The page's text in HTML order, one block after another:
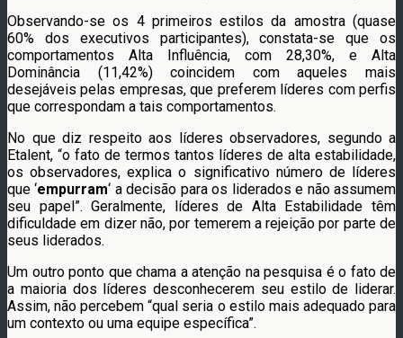
Observando-se os 4 primeiros estilos da amostra (quase
60% dos executivos participantes), constata-se que os
comportamentos Alta Influência, com 28,30%, e Alta
Dominância (11,42%) coincidem com aqueles mais
desejáveis pelas empresas, que preferem líderes com perfis
que correspondam a tais comportamentos.
No que diz respeito aos líderes observadores, segundo a
Etalent, “o fato de termos tantos líderes de alta estabilidade,
os observadores, explica o significativo número de líderes
que ‘empurram‘ a decisão para os liderados e não assumem
seu papel”. Geralmente, líderes de Alta Estabilidade têm
dificuldade em dizer não, por temerem a rejeição por parte de
seus liderados.
Um outro ponto que chama a atenção na pesquisa é o fato de
a maioria dos líderes desconhecerem seu estilo de liderar.
Assim, não percebem “qual seria o estilo mais adequado para
um contexto ou uma equipe específica”.